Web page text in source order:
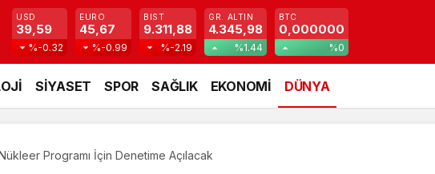
USD
39,59
%-0.32
EURO
45,67
%-0.99
BIST
9.311,88
%-2.19
GR. ALTIN
4.345,98
%1.44
BTC
0,000000
%0
SİYASET SPOR SAĞLIK EKONOMİ DÜNYA
Programı İçin Denetime Açılacak